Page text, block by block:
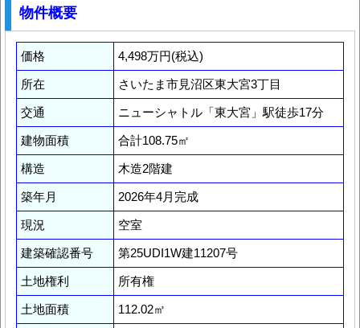
物件概要
価格 4,498万円(税込)
所在 さいたま市見沼区東大宮3丁目
交通 ニューシャトル「東大宮」駅徒歩17分
建物面積 合計108.75㎡
構造 木造2階建
築年月 2026年4月完成
現況 空室
建築確認番号 第25UDI1W建11207号
土地権利 所有権
土地面積 112.02㎡